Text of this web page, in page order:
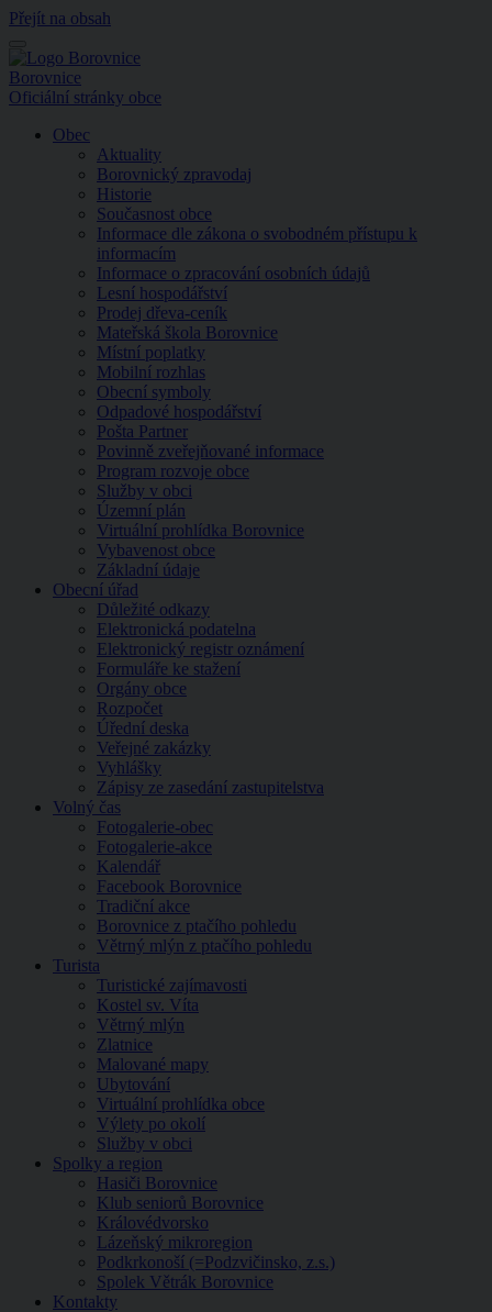
Přejít na obsah
Menu
Borovnice
Oficiální stránky obce
Obec
Aktuality
Borovnický zpravodaj
Historie
Současnost obce
Informace dle zákona o svobodném přístupu k
informacím
Informace o zpracování osobních údajů
Lesní hospodářství
Prodej dřeva-ceník
Mateřská škola Borovnice
Místní poplatky
Mobilní rozhlas
Obecní symboly
Odpadové hospodářství
Pošta Partner
Povinně zveřejňované informace
Program rozvoje obce
Služby v obci
Územní plán
Virtuální prohlídka Borovnice
Vybavenost obce
Základní údaje
Obecní úřad
Důležité odkazy
Elektronická podatelna
Elektronický registr oznámení
Formuláře ke stažení
Orgány obce
Rozpočet
Úřední deska
Veřejné zakázky
Vyhlášky
Zápisy ze zasedání zastupitelstva
Volný čas
Fotogalerie-obec
Fotogalerie-akce
Kalendář
Facebook Borovnice
Tradiční akce
Borovnice z ptačího pohledu
Větrný mlýn z ptačího pohledu
Turista
Turistické zajímavosti
Kostel sv. Víta
Větrný mlýn
Zlatnice
Malované mapy
Ubytování
Virtuální prohlídka obce
Výlety po okolí
Služby v obci
Spolky a region
Hasiči Borovnice
Klub seniorů Borovnice
Královédvorsko
Lázeňský mikroregion
Podkrkonoší (=Podzvičinsko, z.s.)
Spolek Větrák Borovnice
Kontakty